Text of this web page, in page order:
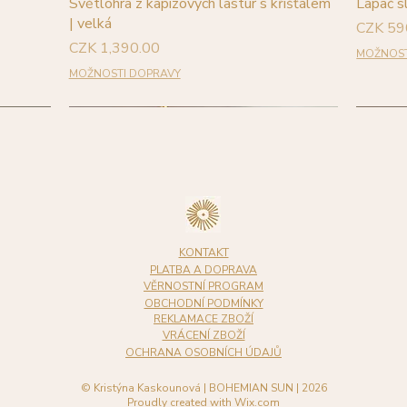
| velká
Price
CZK 1,390.00
MOŽNOSTI DOPRAVY
Price
CZK
| Quick View
Luxusní lapače slunce | Celestial Moon |
Quick View
Slunce v Měsíci - jemný lapač slunce
Quick View
Lapač slunce balón SOMNIA - Lilac Ice
Quick View
Lapač slunce balón SOMNIA - Syringa
KONTAKT
PLATBA A DOPRAVA
VĚRNOSTNÍ PROGRAM
OBCHODNÍ PODMÍNKY
REKLAMACE ZBOŽÍ
VRÁCENÍ ZBOŽÍ
OCHRANA OSOBNÍCH ÚDAJŮ
© Kristýna Kaskounová | BOHEMIAN SUN | 2026
Proudly created with Wix.com